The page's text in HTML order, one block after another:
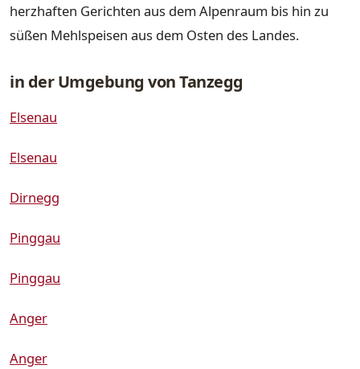
herzhaften Gerichten aus dem Alpenraum bis hin zu
süßen Mehlspeisen aus dem Osten des Landes.
in der Umgebung von Tanzegg
Elsenau
Elsenau
Dirnegg
Pinggau
Pinggau
Anger
Anger